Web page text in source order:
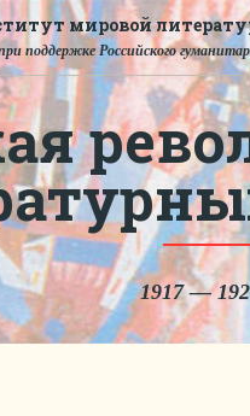
мировой
поддержке Российского
1917 —